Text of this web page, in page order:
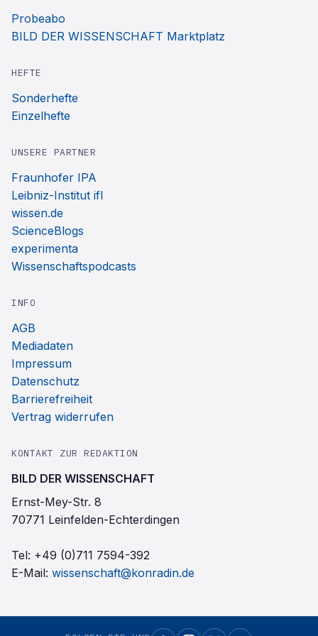
Probeabo
BILD DER WISSENSCHAFT Marktplatz
HEFTE
Sonderhefte
Einzelhefte
UNSERE PARTNER
Fraunhofer IPA
Leibniz-Institut ifl
wissen.de
ScienceBlogs
experimenta
Wissenschaftspodcasts
INFO
AGB
Mediadaten
Impressum
Datenschutz
Barrierefreiheit
Vertrag widerrufen
KONTAKT ZUR REDAKTION
BILD DER WISSENSCHAFT
Ernst-Mey-Str. 8
70771 Leinfelden-Echterdingen
Tel: +49 (0)711 7594-392
E-Mail: wissenschaft@konradin.de